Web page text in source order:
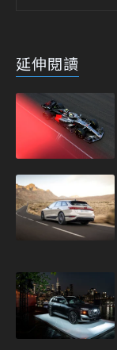
延伸閱讀